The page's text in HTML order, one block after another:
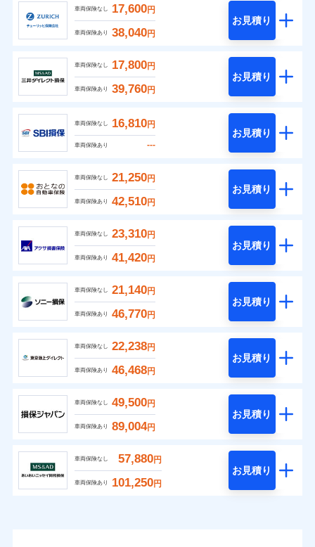
車両保険なし 17,600円
車両保険あり 38,040円
お見積り
車両保険なし 17,800円
車両保険あり 39,760円
お見積り
車両保険なし 16,810円
車両保険あり ---
お見積り
車両保険なし 21,250円
車両保険あり 42,510円
お見積り
車両保険なし 23,310円
車両保険あり 41,420円
お見積り
車両保険なし 21,140円
車両保険あり 46,770円
お見積り
車両保険なし 22,238円
車両保険あり 46,468円
お見積り
車両保険なし 49,500円
車両保険あり 89,004円
お見積り
車両保険なし 57,880円
車両保険あり 101,250円
お見積り